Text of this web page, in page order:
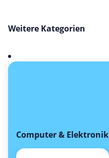
Weitere Kategorien
Computer & Elektronik